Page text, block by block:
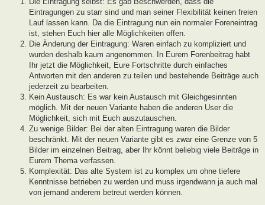
Eintragungen zu starr sind und man seiner Flexibilität keinen freien
Lauf lassen kann. Da die Eintragung nun ein normaler Foreneintrag
ist, stehen Euch hier alle Möglichkeiten offen.
Die Änderung der Eintragung: Waren einfach zu kompliziert und
wurden deshalb kaum angenommen. In Eurem Forenbeitrag habt
Ihr jetzt die Möglichkeit, Eure Fortschritte durch einfaches
Antworten mit den anderen zu teilen und bestehende Beiträge auch
jederzeit zu bearbeiten.
Kein Austausch: Es war kein Austausch mit Gleichgesinnten
möglich. Mit der neuen Variante haben die anderen User die
Möglichkeit, sich mit Euch auszutauschen.
Zu wenige Bilder: Bei der alten Eintragung waren die Bilder
beschränkt. Mit der neuen Variante gibt es zwar eine Grenze von 5
Bilder im einzelnen Beitrag, aber Ihr könnt beliebig viele Beiträge in
Eurem Thema verfassen.
Komplexität: Das alte System ist zu komplex um ohne tiefere
Kenntnisse betrieben zu werden und muss irgendwann ja auch mal
von jemand anderem betreut werden können.